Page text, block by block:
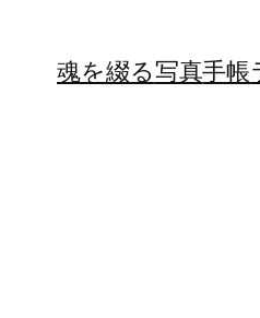
魂を綴る写真手帳